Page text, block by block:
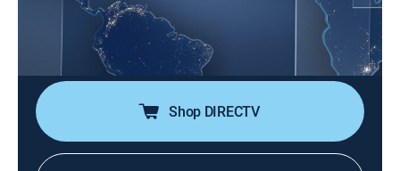
Noticias Telemundo en la noche presenta las últimas
noticias de Estados Unidos y el mundo. Arantxa
Loizaga trae la información más relevante de todo lo
que necesita saber al final del día.
Shop DIRECTV